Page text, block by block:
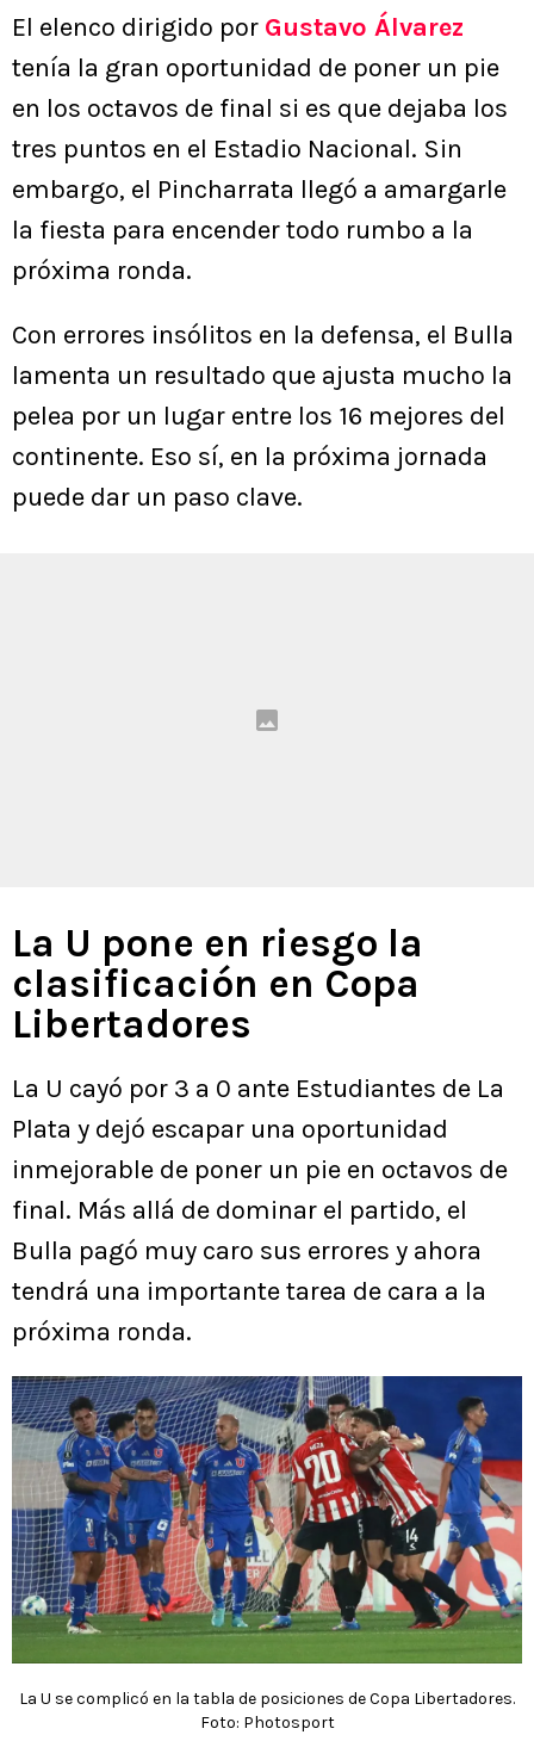
El elenco dirigido por Gustavo Álvarez
tenía la gran oportunidad de poner un pie
en los octavos de final si es que dejaba los
tres puntos en el Estadio Nacional. Sin
embargo, el Pincharrata llegó a amargarle
la fiesta para encender todo rumbo a la
próxima ronda.
Con errores insólitos en la defensa, el Bulla
lamenta un resultado que ajusta mucho la
pelea por un lugar entre los 16 mejores del
continente. Eso sí, en la próxima jornada
puede dar un paso clave.
La U pone en riesgo la
clasificación en Copa
Libertadores
La U cayó por 3 a 0 ante Estudiantes de La
Plata y dejó escapar una oportunidad
inmejorable de poner un pie en octavos de
final. Más allá de dominar el partido, el
Bulla pagó muy caro sus errores y ahora
tendrá una importante tarea de cara a la
próxima ronda.
La U se complicó en la tabla de posiciones de Copa Libertadores.
Foto: Photosport